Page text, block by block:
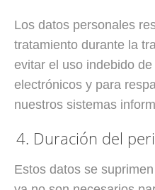
Los datos personales
tratamiento durante la
evitar el uso indebido
electrónicos y para
nuestros sistemas
4. Duración del
Estos datos se